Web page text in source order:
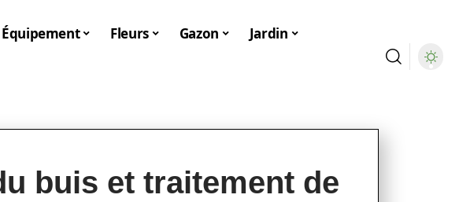
Équipement Fleurs Gazon Jardin
buis et traitement de